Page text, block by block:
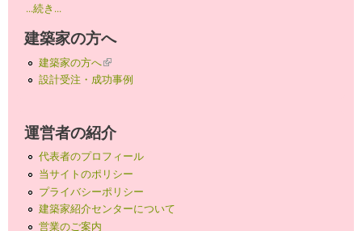
...続き...
建築家の方へ
建築家の方へ(link is external)
設計受注・成功事例
運営者の紹介
代表者のプロフィール
当サイトのポリシー
プライバシーポリシー
建築家紹介センターについて
営業のご案内